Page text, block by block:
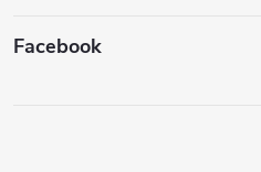
Facebook